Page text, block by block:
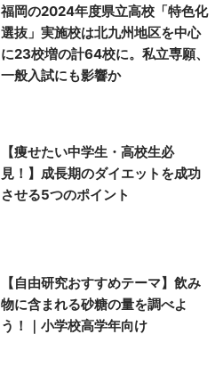
福岡の2024年度県立高校「特色化
選抜」実施校は北九州地区を中心
に23校増の計64校に。私立専願、
一般入試にも影響か
【痩せたい中学生・高校生必
見！】成長期のダイエットを成功
させる5つのポイント
【自由研究おすすめテーマ】飲み
物に含まれる砂糖の量を調べよ
う！｜小学校高学年向け